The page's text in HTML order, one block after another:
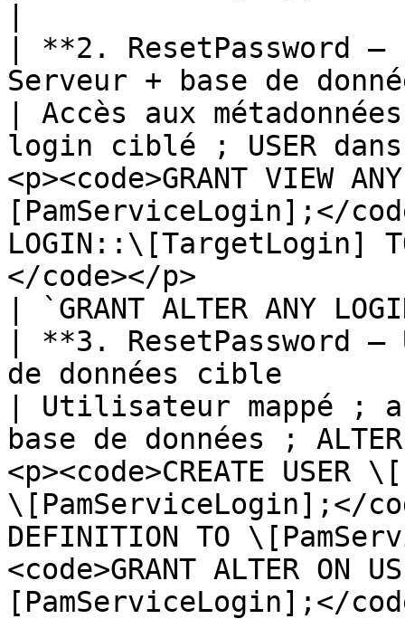
| **2. ResetPassword
Serveur + base de
| Accès aux
login ciblé ; USER
<p><code>GRANT VIEW
[PamServiceLogin];</
LOGIN::\[TargetLogin]
</code></p>
| `GRANT ALTER ANY
| **3. ResetPassword
de données cible
| Utilisateur mappé ;
base de données ;
<p><code>CREATE USER
\[PamServiceLogin];</
DEFINITION TO
<code>GRANT ALTER
[PamServiceLogin];</